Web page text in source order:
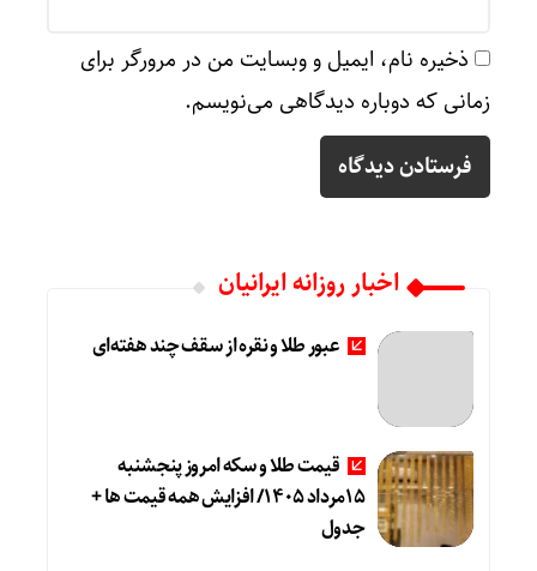
ذخیره نام، ایمیل و وبسایت من در مرورگر برای
زمانی که دوباره دیدگاهی می‌نویسم.
اخبار روزانه ایرانیان
عبور طلا و نقره از سقف چند هفته‌ای
قیمت طلا و سکه امروز پنجشنبه
۱۵مرداد ۱۴۰۵/ افزایش همه قیمت ها +
جدول